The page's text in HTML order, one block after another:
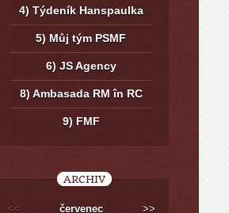
4) Týdeník Hanspaulka
5) Můj tým PSMF
6) JS Agency
8) Ambasada RM în RC
9) FMF
ARCHIV
<< červenec >>